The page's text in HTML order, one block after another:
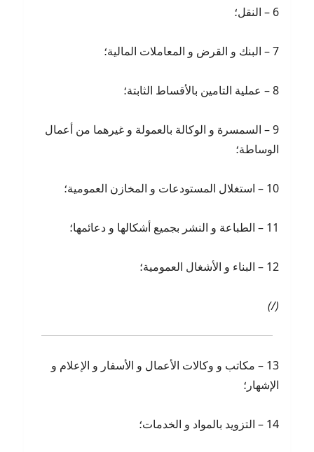
6 – النقل؛
7 – البنك و القرض و المعاملات المالية؛
8 – عملية التامين بالأقساط الثابتة؛
9 – السمسرة و الوكالة بالعمولة و غيرهما من أعمال
الوساطة؛
10 – استغلال المستودعات و المخازن العمومية؛
11 – الطباعة و النشر بجميع أشكالها و دعائمها؛
12 – البناء و الأشغال العمومية؛
(/)
13 – مكاتب و وكالات الأعمال و الأسفار و الإعلام و
الإشهار؛
14 – التزويد بالمواد و الخدمات؛